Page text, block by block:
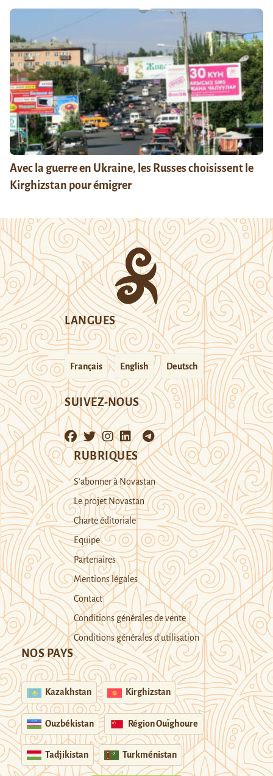
Avec la guerre en Ukraine, les Russes choisissent le
Kirghizstan pour émigrer
LANGUES
Français English Deutsch
SUIVEZ-NOUS
RUBRIQUES
S’abonner à Novastan
Le projet Novastan
Charte éditoriale
Equipe
Partenaires
Mentions légales
Contact
Conditions générales de vente
Conditions générales d’utilisation
NOS PAYS
Kazakhstan Kirghizstan
Ouzbékistan Région Ouïghoure
Tadjikistan Turkménistan